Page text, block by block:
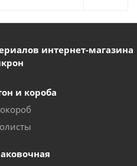
интернет-магазина
и короба